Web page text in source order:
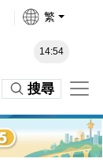
繁
14:54
搜尋